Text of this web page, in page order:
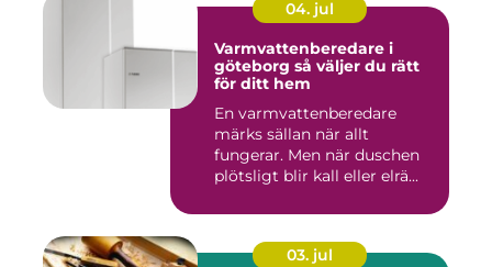
04. jul
Varmvattenberedare i
göteborg så väljer du rätt
för ditt hem
En varmvattenberedare
märks sällan när allt
fungerar. Men när duschen
plötsligt blir kall eller elrä...
03. jul